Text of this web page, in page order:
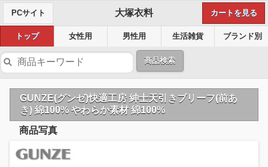
PCサイト 大塚衣料 カートを見る
トップ 女性用 男性用 生活雑貨 ブランド別
商品検索
GUNZE(グンゼ)快適工房 紳士天引きブリーフ(前あ
き) 綿100% やわらか素材 綿100%
商品写真